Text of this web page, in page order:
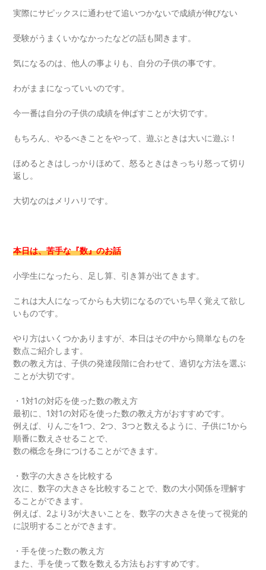
実際にサピックスに通わせて追いつかないで成績が伸びない
受験がうまくいかなかったなどの話も聞きます。
気になるのは、他人の事よりも、自分の子供の事です。
わがままになっていいのです。
今一番は自分の子供の成績を伸ばすことが大切です。
もちろん、やるべきことをやって、遊ぶときは大いに遊ぶ！
ほめるときはしっかりほめて、怒るときはきっちり怒って切り
返し。
大切なのはメリハリです。
本日は、苦手な『数』のお話
小学生になったら、足し算、引き算が出てきます。
これは大人になってからも大切になるのでいち早く覚えて欲し
いものです。
やり方はいくつかありますが、本日はその中から簡単なものを
数点ご紹介します。
数の教え方は、子供の発達段階に合わせて、適切な方法を選ぶ
ことが大切です。
・1対1の対応を使った数の教え方
最初に、1対1の対応を使った数の教え方がおすすめです。
例えば、りんごを1つ、2つ、3つと数えるように、子供に1から
順番に数えさせることで、
数の概念を身につけることができます。
・数字の大きさを比較する
次に、数字の大きさを比較することで、数の大小関係を理解す
ることができます。
例えば、2より3が大きいことを、数字の大きさを使って視覚的
に説明することができます。
・手を使った数の教え方
また、手を使って数を数える方法もおすすめです。